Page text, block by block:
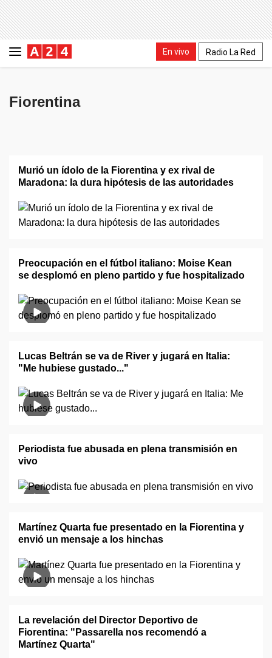
En vivo Radio La Red
Fiorentina
Murió un ídolo de la Fiorentina y ex rival de
Maradona: la dura hipótesis de las autoridades
Preocupación en el fútbol italiano: Moise Kean
se desplomó en pleno partido y fue hospitalizado
Lucas Beltrán se va de River y jugará en Italia:
"Me hubiese gustado..."
Periodista fue abusada en plena transmisión en
vivo
Martínez Quarta fue presentado en la Fiorentina y
envió un mensaje a los hinchas
La revelación del Director Deportivo de
Fiorentina: "Passarella nos recomendó a
Martínez Quarta"